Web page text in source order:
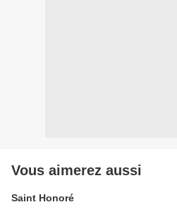
Vous aimerez aussi
Saint Honoré